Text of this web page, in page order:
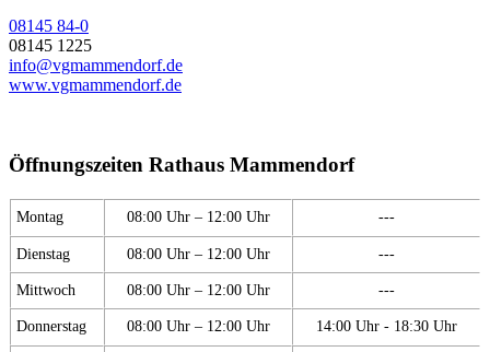
08145 84-0
08145 1225
info@vgmammendorf.de
www.vgmammendorf.de
Öffnungszeiten Rathaus Mammendorf
Montag 08:00 Uhr – 12:00 Uhr ---
Dienstag 08:00 Uhr – 12:00 Uhr ---
Mittwoch 08:00 Uhr – 12:00 Uhr ---
Donnerstag 08:00 Uhr – 12:00 Uhr 14:00 Uhr - 18:30 Uhr